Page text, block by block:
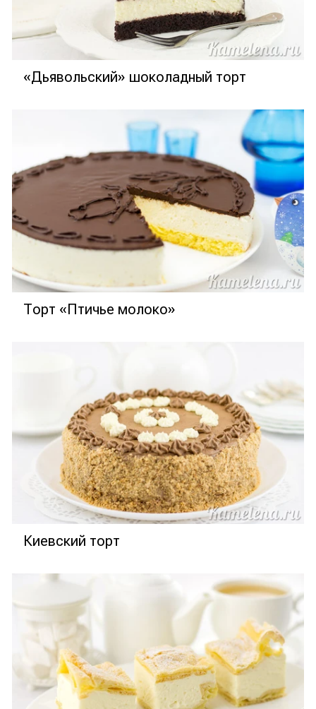
«Дьявольский» шоколадный торт
Торт «Птичье молоко»
Киевский торт